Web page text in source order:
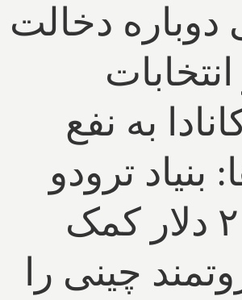
دوباره دخالت
به نفع
بنیاد ترودو
۲۰۰,۰۰۰ دلار کمک
چینی را